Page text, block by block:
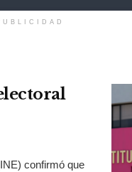
confirmó que